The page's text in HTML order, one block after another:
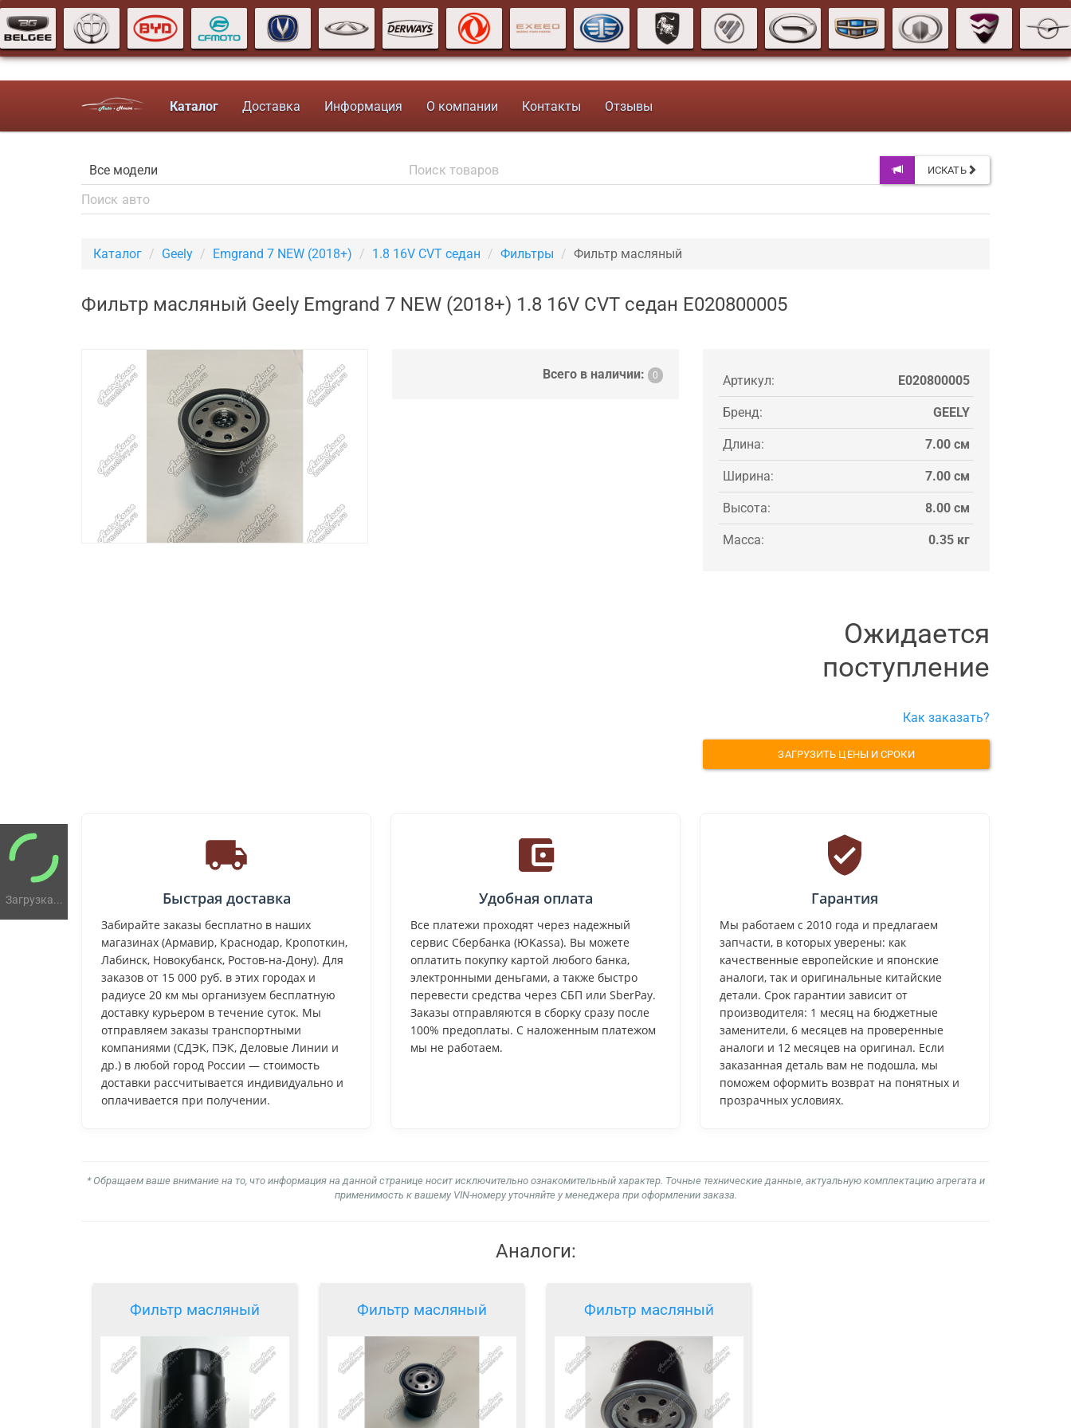
Загрузка...
Каталог Доставка Информация О компании Контакты Отзывы
ИСКАТЬ
Каталог Geely Emgrand 7 NEW (2018+) 1.8 16V CVT седан Фильтры Фильтр масляный
Фильтр масляный Geely Emgrand 7 NEW (2018+) 1.8 16V CVT седан E020800005
Всего в наличии: 0 Артикул: E020800005
Бренд: GEELY
Длина: 7.00 см
Ширина: 7.00 см
Высота: 8.00 см
Масса: 0.35 кг
Ожидается
поступление
Как заказать?
ЗАГРУЗИТЬ ЦЕНЫ И СРОКИ
Быстрая доставка
Забирайте заказы бесплатно в наших
магазинах (Армавир, Краснодар, Кропоткин,
Лабинск, Новокубанск, Ростов-на-Дону). Для
заказов от 15 000 руб. в этих городах и
радиусе 20 км мы организуем бесплатную
доставку курьером в течение суток. Мы
отправляем заказы транспортными
компаниями (СДЭК, ПЭК, Деловые Линии и
др.) в любой город России — стоимость
доставки рассчитывается индивидуально и
оплачивается при получении.
Удобная оплата
Все платежи проходят через надежный
сервис Сбербанка (ЮKassa). Вы можете
оплатить покупку картой любого банка,
электронными деньгами, а также быстро
перевести средства через СБП или SberPay.
Заказы отправляются в сборку сразу после
100% предоплаты. С наложенным платежом
мы не работаем.
Гарантия
Мы работаем с 2010 года и предлагаем
запчасти, в которых уверены: как
качественные европейские и японские
аналоги, так и оригинальные китайские
детали. Срок гарантии зависит от
производителя: 1 месяц на бюджетные
заменители, 6 месяцев на проверенные
аналоги и 12 месяцев на оригинал. Если
заказанная деталь вам не подошла, мы
поможем оформить возврат на понятных и
прозрачных условиях.
* Обращаем ваше внимание на то, что информация на данной странице носит исключительно ознакомительный характер. Точные технические данные, актуальную комплектацию агрегата и
применимость к вашему VIN-номеру уточняйте у менеджера при оформлении заказа.
Аналоги:
Фильтр масляный Фильтр масляный Фильтр масляный